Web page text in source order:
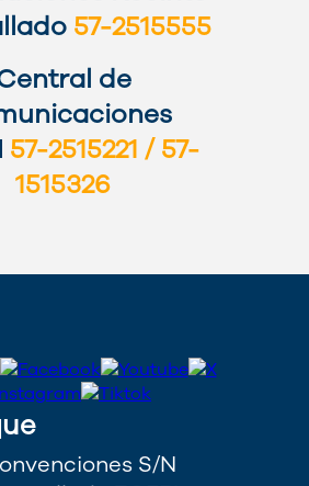
57-2515555
de
57-2515221 / 57-
1515326
S/N